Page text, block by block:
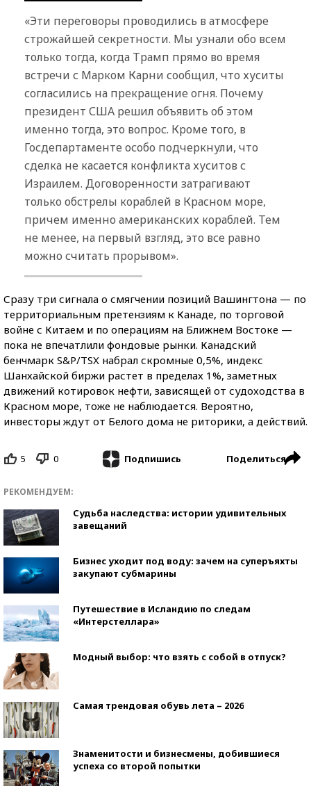
«Эти переговоры проводились в атмосфере
строжайшей секретности. Мы узнали обо всем
только тогда, когда Трамп прямо во время
встречи с Марком Карни сообщил, что хуситы
согласились на прекращение огня. Почему
президент США решил объявить об этом
именно тогда, это вопрос. Кроме того, в
Госдепартаменте особо подчеркнули, что
сделка не касается конфликта хуситов с
Израилем. Договоренности затрагивают
только обстрелы кораблей в Красном море,
причем именно американских кораблей. Тем
не менее, на первый взгляд, это все равно
можно считать прорывом».
Сразу три сигнала о смягчении позиций Вашингтона — по
территориальным претензиям к Канаде, по торговой
войне с Китаем и по операциям на Ближнем Востоке —
пока не впечатлили фондовые рынки. Канадский
бенчмарк S&P/TSX набрал скромные 0,5%, индекс
Шанхайской биржи растет в пределах 1%, заметных
движений котировок нефти, зависящей от судоходства в
Красном море, тоже не наблюдается. Вероятно,
инвесторы ждут от Белого дома не риторики, а действий.
5 0 Подпишись Поделиться
РЕКОМЕНДУЕМ:
Судьба наследства: истории удивительных
завещаний
Бизнес уходит под воду: зачем на суперъяхты
закупают субмарины
Путешествие в Исландию по следам
«Интерстеллара»
Модный выбор: что взять с собой в отпуск?
Самая трендовая обувь лета – 2026
Знаменитости и бизнесмены, добившиеся
успеха со второй попытки